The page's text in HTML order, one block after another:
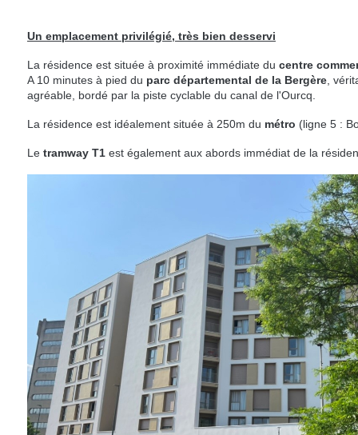
Un emplacement privilégié, très bien desservi
La résidence est située à proximité immédiate du centre
A 10 minutes à pied du parc départemental de la Bergère ,
agréable, bordé par la piste cyclable du canal de l'Ourcq.
La résidence est idéalement située à 250m du métro (ligne 5 :
Le tramway T1 est également aux abords immédiat de la